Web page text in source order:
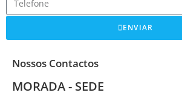
ENVIAR
Nossos Contactos
MORADA - SEDE